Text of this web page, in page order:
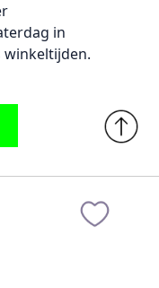
in